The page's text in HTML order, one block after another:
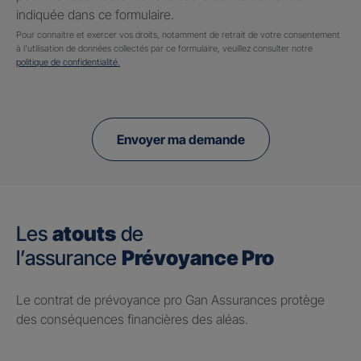
indiquée dans ce formulaire.
Pour connaitre et exercer vos droits, notamment de retrait de votre consentement
à l'utilisation de données collectés par ce formulaire, veuillez consulter notre
politique de confidentialité.
Envoyer ma demande
Les atouts de
l’assurance Prévoyance Pro
Le contrat de prévoyance pro Gan Assurances protège
des conséquences financières des aléas.